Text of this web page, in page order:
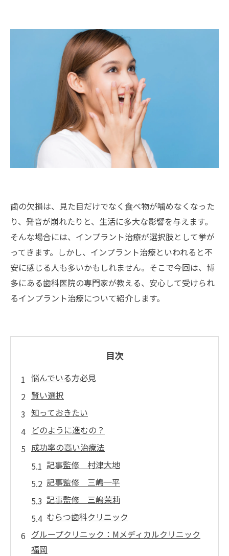
歯の欠損は、見た目だけでなく食べ物が噛めなくなった
り、発音が崩れたりと、生活に多大な影響を与えます。
そんな場合には、インプラント治療が選択肢として挙が
ってきます。しかし、インプラント治療といわれると不
安に感じる人も多いかもしれません。そこで今回は、博
多にある歯科医院の専門家が教える、安心して受けられ
るインプラント治療について紹介します。
目次
悩んでいる方必見
賢い選択
知っておきたい
どのように進むの？
成功率の高い治療法
記事監修 村津大地
記事監修 三嶋一平
記事監修 三嶋茉莉
むらつ歯科クリニック
グループクリニック：Mメディカルクリニック
福岡